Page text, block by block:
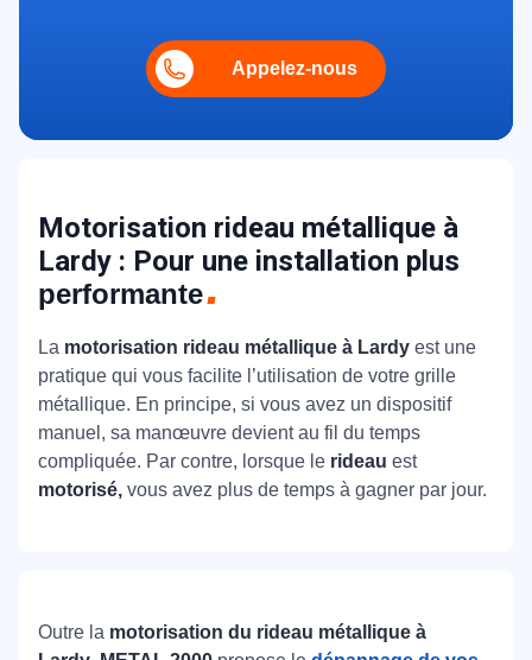
Appelez-nous
Motorisation rideau métallique à
Lardy : Pour une installation plus
performante
La motorisation rideau métallique à Lardy est une
pratique qui vous facilite l’utilisation de votre grille
métallique. En principe, si vous avez un dispositif
manuel, sa manœuvre devient au fil du temps
compliquée. Par contre, lorsque le rideau est
motorisé, vous avez plus de temps à gagner par jour.
Outre la motorisation du rideau métallique à